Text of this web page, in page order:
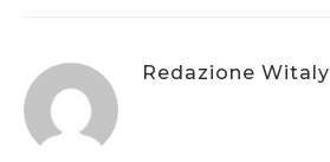
Redazione Witaly